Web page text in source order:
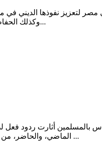
لتعزيز نفوذها الديني
وكذلك الحفاظ على ملكيتها لهذه الممتلكات المقدسة.وأشار الكاتب في مستهل تقريره...
بالمسلمين أثارت ردود
الماضي، والحاضر، من نصوص دينية لا تفي بالغرض.ومما قلناه إن تفسير آية "سبحان الذي أسرى ...